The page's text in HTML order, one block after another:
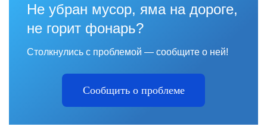
Не убран мусор, яма на дороге,
не горит фонарь?
Столкнулись с проблемой — сообщите о ней!
Сообщить о проблеме